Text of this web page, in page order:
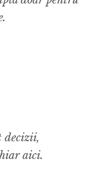
decizii,
aici.